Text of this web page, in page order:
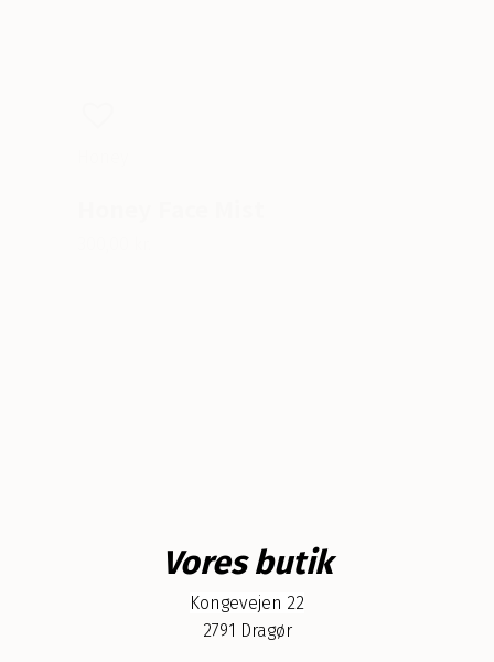
Vores butik
Kongevejen 22
2791 Dragør